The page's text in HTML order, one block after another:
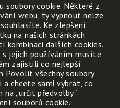
probíhat fotosyntéza?
na Zemi mohou být
cookie. Některé z
webu, ty vypnout nelze
Ke zlepšení
na našich stránkách
kombinaci dalších cookies.
jejich používáním musíte
zajistili co nejlepší
Povolit všechny soubory
a chcete sami vybrat, co
„určit předvolby“
souborů cookie.